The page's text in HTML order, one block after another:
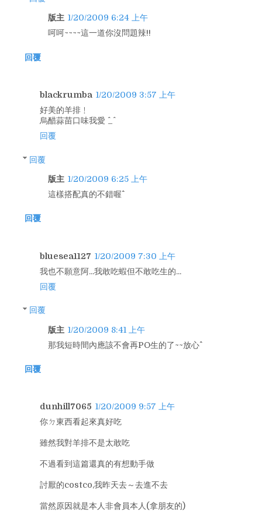
版主 1/20/2009 6:24 上午
呵呵~~~~這一道你沒問題辣!!
回覆
blackrumba 1/20/2009 3:57 上午
好美的羊排﹗
烏醋蒜苗口味我愛 ^_^
回覆
回覆
版主 1/20/2009 6:25 上午
這樣搭配真的不錯喔^^
回覆
bluesea1127 1/20/2009 7:30 上午
我也不願意阿...我敢吃蝦但不敢吃生的...
回覆
回覆
版主 1/20/2009 8:41 上午
那我短時間內應該不會再PO生的了~~放心^^
回覆
dunhill7065 1/20/2009 9:57 上午
你ㄉ東西看起來真好吃
雖然我對羊排不是太敢吃
不過看到這篇還真的有想動手做
討厭的costco,我昨天去～去進不去
當然原因就是本人非會員本人(拿朋友的)